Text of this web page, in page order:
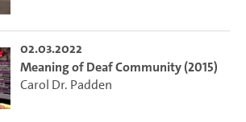
02.03.2022
Meaning of Deaf Community (2015)
Carol Dr. Padden